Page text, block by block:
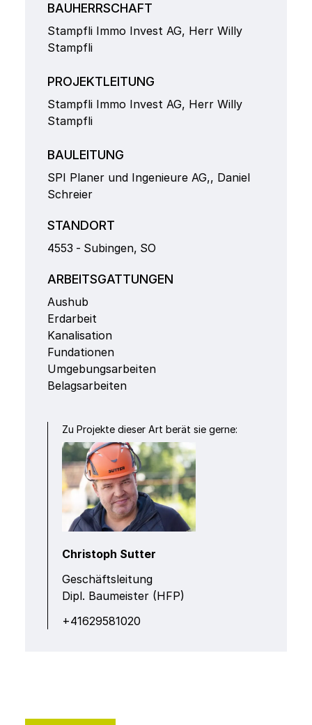
BAUHERRSCHAFT
Stampfli Immo Invest AG, Herr Willy
Stampfli
PROJEKTLEITUNG
Stampfli Immo Invest AG, Herr Willy
Stampfli
BAULEITUNG
SPI Planer und Ingenieure AG,, Daniel
Schreier
STANDORT
4553 - Subingen, SO
ARBEITSGATTUNGEN
Aushub
Erdarbeit
Kanalisation
Fundationen
Umgebungsarbeiten
Belagsarbeiten
Zu Projekte dieser Art berät sie gerne:
Christoph Sutter
Geschäftsleitung
Dipl. Baumeister (HFP)
+41629581020